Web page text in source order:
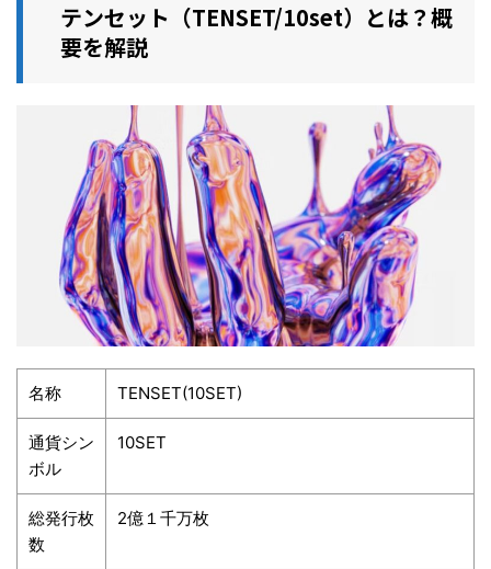
テンセット（TENSET/10set）とは？概
要を解説
名称 TENSET(10SET)
通貨シン
ボル
10SET
総発行枚
数
2億１千万枚